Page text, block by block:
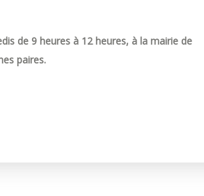
de 9 heures à 12 heures, à la mairie de
paires.